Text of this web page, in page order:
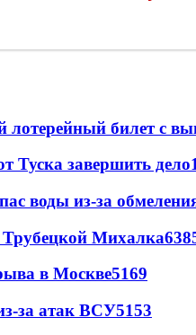
лотерейный билет с
Туска завершить дело
воды из-за
Трубецкой Михалка
в Москве5169
за атак ВСУ5153